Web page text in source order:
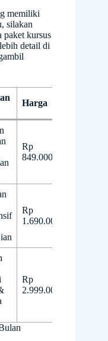
memiliki
silakan
paket kursus
detail di
Harga
Rp
849.000
Rp
1.690.000
Rp
2.999.000